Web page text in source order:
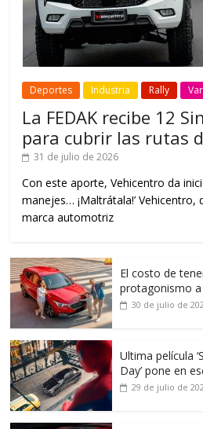
Deportes Industria Rally
La FEDAK recibe 12
para cubrir las rutas
31 de julio de 2026
Con este aporte, Vehicentro da
manejes… ¡Maltrátala!’
marca automotriz
El costo de
protagonismo
30 de julio de
Ultima película
Day’ pone en
29 de julio de